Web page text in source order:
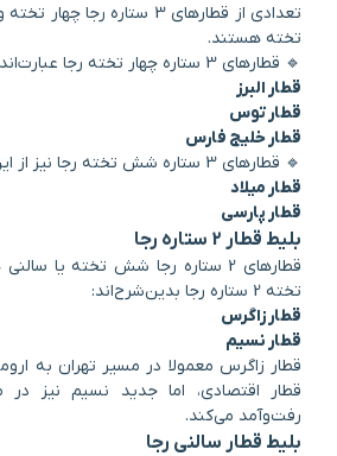
تعدادی از قطارهای 3 ستاره
تخته هستند.
🔹 قطارهای 3 ستاره چهار تخته رجا عبارت‌اند از:
قطار البرز
قطار توس
قطار خلیج فارس
🔹 قطارهای 3 ستاره شش تخته رجا نیز از این قرارند:
قطار میلاد
قطار پارسی
بلیط قطار 2 ستاره رجا
قطارهای 2 ستاره رجا شش تخته یا
تخته 2 ستاره رجا بدین‌شرح‌اند:
قطار زاگرس
قطار نسیم
قطار زاگرس معمولا در مسیر تهران به
قطار اقتصادی، اما جدید نسیم نیز
رفت‌وآمد می‌کند.
بلیط قطار سالنی رجا